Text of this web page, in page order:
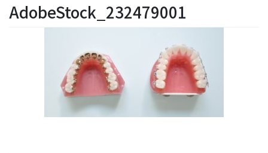
AdobeStock_232479001